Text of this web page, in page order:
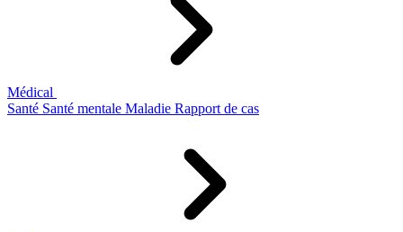
Médical
Santé Santé mentale Maladie Rapport de cas